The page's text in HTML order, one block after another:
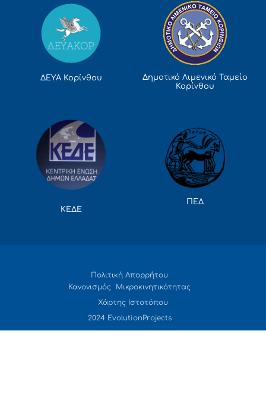
ΔΕΥΑ Κορίνθου
Δημοτικό Λιμενικό Ταμείο
Κορίνθου
ΚΕΔΕ
ΠΕΔ
Πολιτική Απορρήτου
Κανονισμός Μικροκινητικότητας
Χάρτης Ιστοτόπου
2024 EvolutionProjects